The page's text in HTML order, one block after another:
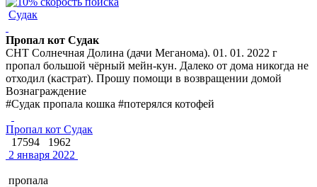
Судак
Пропал кот Судак
СНТ Солнечная Долина (дачи Меганома). 01. 01. 2022 г
пропал большой чёрный мейн-кун. Далеко от дома никогда не
отходил (кастрат). Прошу помощи в возвращении домой
Вознаграждение
#Судак пропала кошка #потерялся котофей
Пропал кот Судак
17594
1962
2 января 2022
пропала